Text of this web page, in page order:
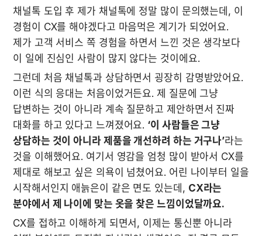
채널톡 도입 후 제가 채널톡에 정말 많이 문의했는데, 이
경험이 CX를 해야겠다고 마음먹은 계기가 되었어요.
제가 고객 서비스 쪽 경험을 하면서 느낀 것은 생각보다
이 일에 진심인 사람이 많지 않다는 것이에요.
그런데 처음 채널톡과 상담하면서 굉장히 감명받았어요.
이런 식의 응대는 처음이었거든요. 제 질문에 그냥
답변하는 것이 아니라 계속 질문하고 제안하면서 진짜
대화를 하고 있다고 느껴졌어요. ‘이 사람들은 그냥
상담하는 것이 아니라 제품을 개선하려 하는 거구나’라는
것을 이해했어요. 여기서 영감을 엄청 많이 받아서 CX를
제대로 해보고 싶은 의욕이 넘쳤어요. 어린 나이부터 일을
시작해서인지 애늙은이 같은 면도 있는데, CX라는
분야에서 제 나이에 맞는 옷을 찾은 느낌이었달까요.
CX를 접하고 이해하게 되면서, 이제는 통신뿐 아니라